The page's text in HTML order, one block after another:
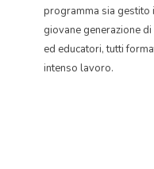
programma sia gestito
giovane generazione
ed educatori, tutti
intenso lavoro.